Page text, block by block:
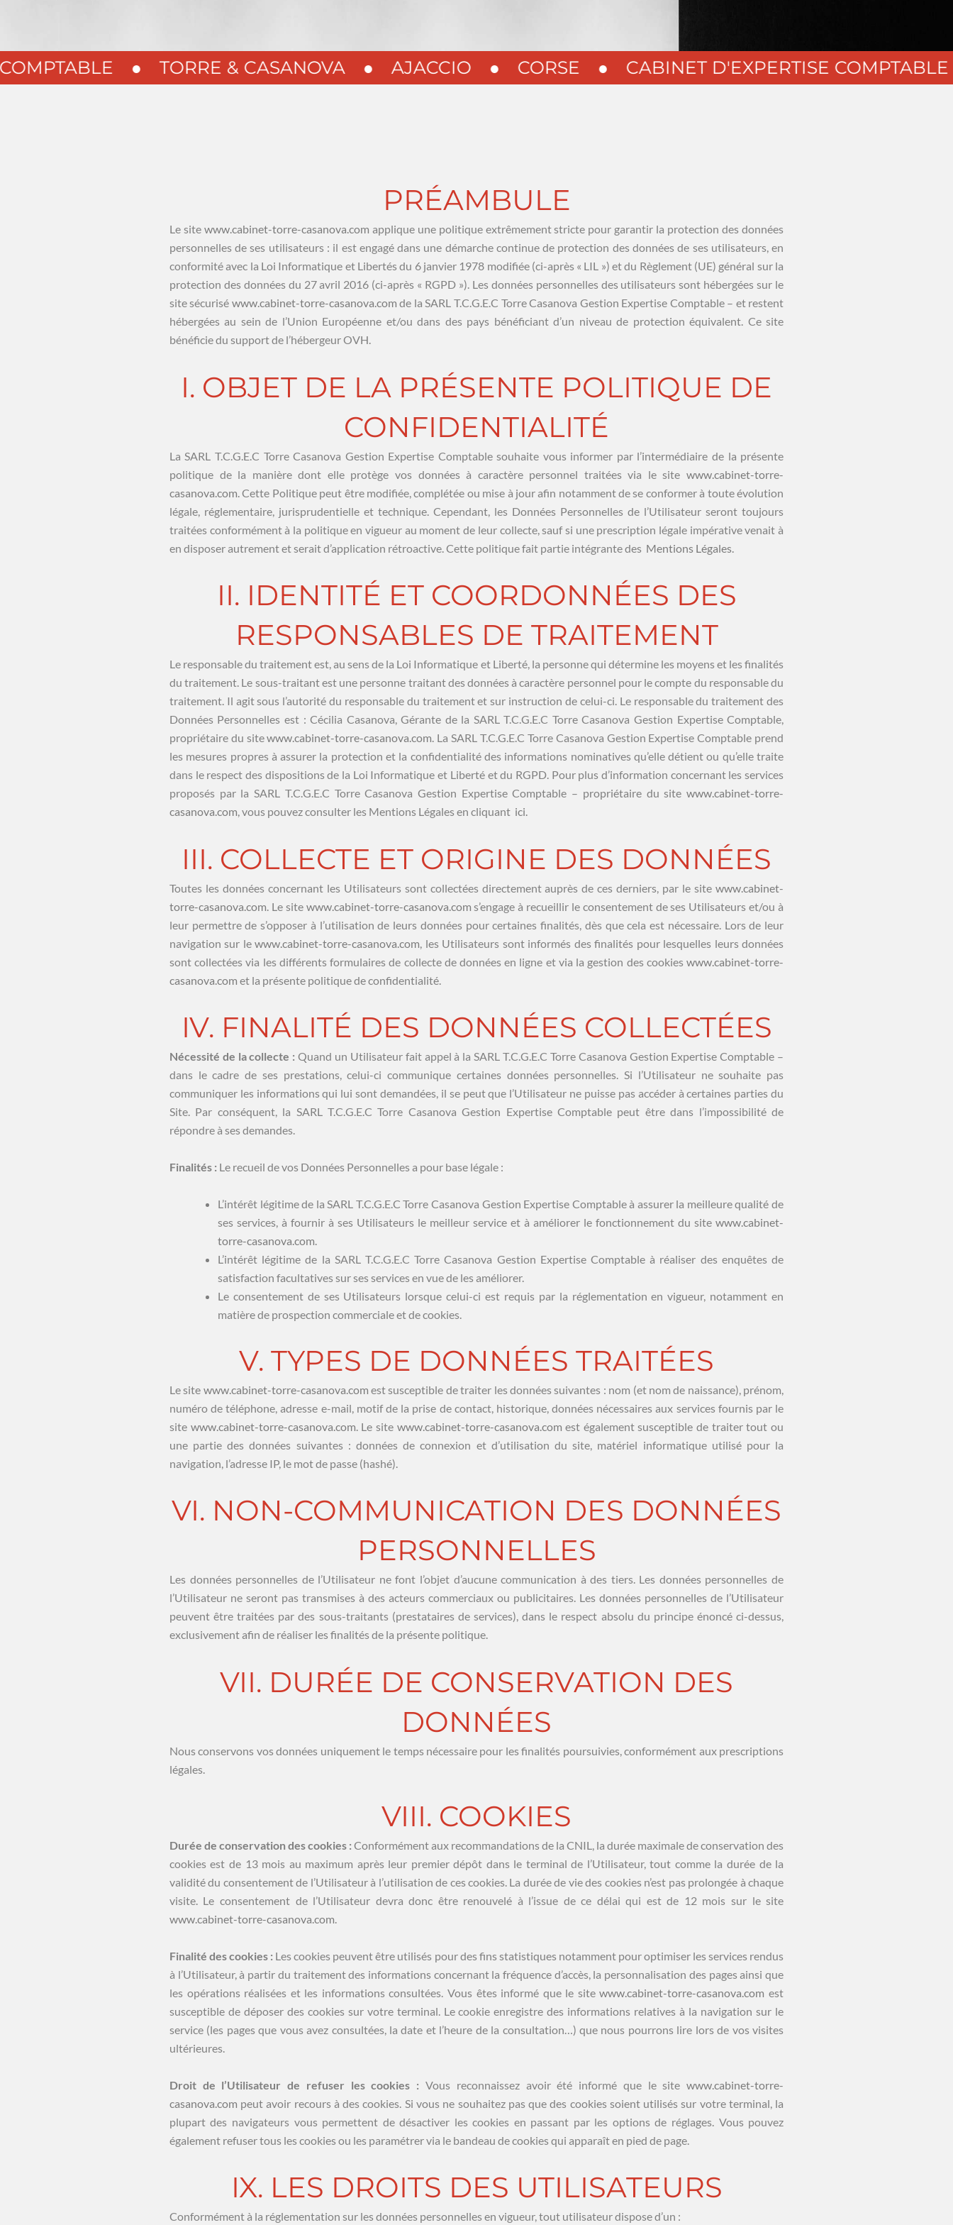
● TORRE & CASANOVA ● AJACCIO ● CORSE ● CABINET D'EXPERTISE COMPTABLE ●
PRÉAMBULE
Le site www.cabinet-torre-casanova.com applique une politique extrêmement stricte pour garantir la protection des données
personnelles de ses utilisateurs : il est engagé dans une démarche continue de protection des données de ses utilisateurs, en
conformité avec la Loi Informatique et Libertés du 6 janvier 1978 modifiée (ci-après « LIL ») et du Règlement (UE) général sur la
protection des données du 27 avril 2016 (ci-après « RGPD »). Les données personnelles des utilisateurs sont hébergées sur le
site sécurisé www.cabinet-torre-casanova.com de la SARL T.C.G.E.C Torre Casanova Gestion Expertise Comptable – et restent
hébergées au sein de l’Union Européenne et/ou dans des pays bénéficiant d’un niveau de protection équivalent. Ce site
bénéficie du support de l’hébergeur OVH.
I. OBJET DE LA PRÉSENTE POLITIQUE DE
CONFIDENTIALITÉ
La SARL T.C.G.E.C Torre Casanova Gestion Expertise Comptable souhaite vous informer par l’intermédiaire de la présente
politique de la manière dont elle protège vos données à caractère personnel traitées via le sitewww.cabinet-torre-
casanova.com . Cette Politique peut être modifiée, complétée ou mise à jour afin notamment de se conformer à toute évolution
légale, réglementaire, jurisprudentielle et technique. Cependant, les Données Personnelles de l’Utilisateur seront toujours
traitées conformément à la politique en vigueur au moment de leur collecte, sauf si une prescription légale impérative venait à
en disposer autrement et serait d’application rétroactive. Cette politique fait partie intégrante des Mentions Légales.
II. IDENTITÉ ET COORDONNÉES DES
RESPONSABLES DE TRAITEMENT
Le responsable du traitement est, au sens de la Loi Informatique et Liberté, la personne qui détermine les moyens et les finalités
du traitement. Le sous-traitant est une personne traitant des données à caractère personnel pour le compte du responsable du
traitement. Il agit sous l’autorité du responsable du traitement et sur instruction de celui-ci. Le responsable du traitement des
Données Personnelles est : Cécilia Casanova, Gérante de la SARL T.C.G.E.C Torre Casanova Gestion Expertise Comptable,
propriétaire du sitewww.cabinet-torre-casanova.com. La SARL T.C.G.E.C Torre Casanova Gestion Expertise Comptable prend
les mesures propres à assurer la protection et la confidentialité des informations nominatives qu’elle détient ou qu’elle traite
dans le respect des dispositions de la Loi Informatique et Liberté et du RGPD. Pour plus d’information concernant les services
proposés par la SARL T.C.G.E.C Torre Casanova Gestion Expertise Comptable – propriétaire du sitewww.cabinet-torre-
casanova.com, vous pouvez consulter les Mentions Légales en cliquant ici.
III. COLLECTE ET ORIGINE DES DONNÉES
Toutes les données concernant les Utilisateurs sont collectées directement auprès de ces derniers, par le sitewww.cabinet-
torre-casanova.com . Le site www.cabinet-torre-casanova.com s’engage à recueillir le consentement de ses Utilisateurs et/ou à
leur permettre de s’opposer à l’utilisation de leurs données pour certaines finalités, dès que cela est nécessaire. Lors de leur
navigation sur lewww.cabinet-torre-casanova.com , les Utilisateurs sont informés des finalités pour lesquelles leurs données
sont collectées via les différents formulaires de collecte de données en ligne et via la gestion des cookieswww.cabinet-torre-
casanova.com et la présente politique de confidentialité.
IV. FINALITÉ DES DONNÉES COLLECTÉES
Nécessité de la collecte :Quand un Utilisateur fait appel à la SARL T.C.G.E.C Torre Casanova Gestion Expertise Comptable –
dans le cadre de ses prestations, celui-ci communique certaines données personnelles. Si l’Utilisateur ne souhaite pas
communiquer les informations qui lui sont demandées, il se peut que l’Utilisateur ne puisse pas accéder à certaines parties du
Site. Par conséquent, la SARL T.C.G.E.C Torre Casanova Gestion Expertise Comptable peut être dans l’impossibilité de
répondre à ses demandes.
Finalités : Le recueil de vos Données Personnelles a pour base légale :
L’intérêt légitime de la SARL T.C.G.E.C Torre Casanova Gestion Expertise Comptable à assurer la meilleure qualité de
ses services, à fournir à ses Utilisateurs le meilleur service et à améliorer le fonctionnement du sitewww.cabinet-
torre-casanova.com
L’intérêt légitime de la SARL T.C.G.E.C Torre Casanova Gestion Expertise Comptable à réaliser des enquêtes de
satisfaction facultatives sur ses services en vue de les améliorer.
Le consentement de ses Utilisateurs lorsque celui-ci est requis par la réglementation en vigueur, notamment en
matière de prospection commerciale et de cookies.
V. TYPES DE DONNÉES TRAITÉES
Le site www.cabinet-torre-casanova.com est susceptible de traiter les données suivantes : nom (et nom de naissance), prénom,
numéro de téléphone, adresse e-mail, motif de la prise de contact, historique, données nécessaires aux services fournis par le
site www.cabinet-torre-casanova.com . Le site www.cabinet-torre-casanova.com est également susceptible de traiter tout ou
une partie des données suivantes : données de connexion et d’utilisation du site, matériel informatique utilisé pour la
navigation, l’adresse IP, le mot de passe (hashé).
VI. NON-COMMUNICATION DES DONNÉES
PERSONNELLES
Les données personnelles de l’Utilisateur ne font l’objet d’aucune communication à des tiers. Les données personnelles de
l’Utilisateur ne seront pas transmises à des acteurs commerciaux ou publicitaires. Les données personnelles de l’Utilisateur
peuvent être traitées par des sous-traitants (prestataires de services), dans le respect absolu du principe énoncé ci-dessus,
exclusivement afin de réaliser les finalités de la présente politique.
VII. DURÉE DE CONSERVATION DES
DONNÉES
Nous conservons vos données uniquement le temps nécessaire pour les finalités poursuivies, conformément aux prescriptions
légales.
VIII. COOKIES
Durée de conservation des cookies : Conformément aux recommandations de la CNIL, la durée maximale de conservation des
cookies est de 13 mois au maximum après leur premier dépôt dans le terminal de l’Utilisateur, tout comme la durée de la
validité du consentement de l’Utilisateur à l’utilisation de ces cookies. La durée de vie des cookies n’est pas prolongée à chaque
visite. Le consentement de l’Utilisateur devra donc être renouvelé à l’issue de ce délai qui est de 12 mois sur le site
www.cabinet-torre-casanova.com.
Finalité des cookies : Les cookies peuvent être utilisés pour des fins statistiques notamment pour optimiser les services rendus
à l’Utilisateur, à partir du traitement des informations concernant la fréquence d’accès, la personnalisation des pages ainsi que
les opérations réalisées et les informations consultées. Vous êtes informé que le sitewww.cabinet-torre-casanova.com est
susceptible de déposer des cookies sur votre terminal. Le cookie enregistre des informations relatives à la navigation sur le
service (les pages que vous avez consultées, la date et l’heure de la consultation…) que nous pourrons lire lors de vos visites
ultérieures.
Droit de l’Utilisateur de refuser les cookies : Vous reconnaissez avoir été informé que le sitewww.cabinet-torre-
casanova.com peut avoir recours à des cookies. Si vous ne souhaitez pas que des cookies soient utilisés sur votre terminal, la
plupart des navigateurs vous permettent de désactiver les cookies en passant par les options de réglages. Vous pouvez
également refuser tous les cookies ou les paramétrer via le bandeau de cookies qui apparaît en pied de page.
IX. LES DROITS DES UTILISATEURS
Conformément à la réglementation sur les données personnelles en vigueur, tout utilisateur dispose d’un :